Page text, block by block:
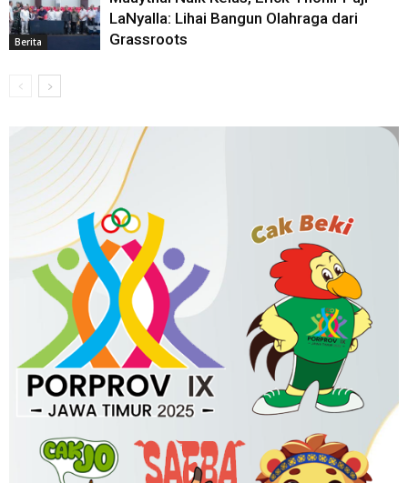
Berita
LaNyalla: Lihai Bangun Olahraga dari
Grassroots